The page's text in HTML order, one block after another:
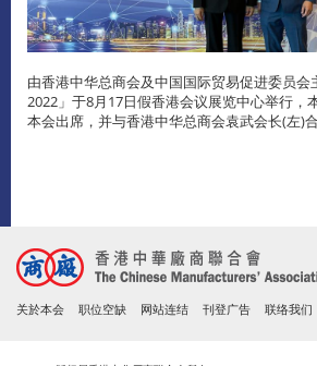
由香港中华总商会及中国国际贸易促进委员
2022」于8月17日假香港会议展览中心举行，
本会出席，并与香港中华总商会袁武会长(左)合
关於本会 职位空缺 网站连结 刊登广告 联络我们